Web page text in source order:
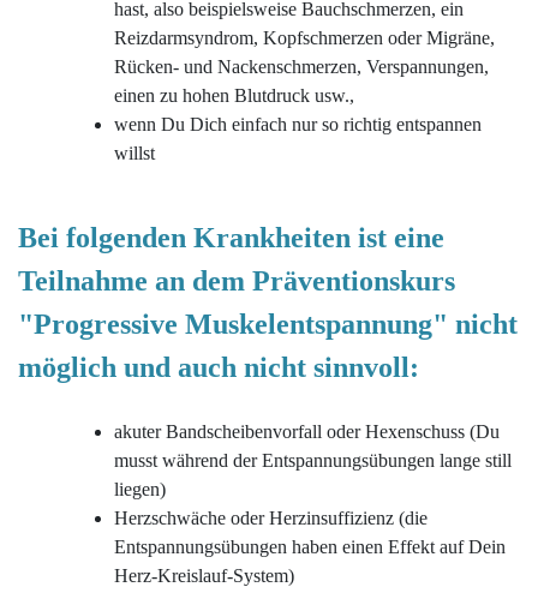
hast, also beispielsweise Bauchschmerzen, ein
Reizdarmsyndrom, Kopfschmerzen oder Migräne,
Rücken- und Nackenschmerzen, Verspannungen,
einen zu hohen Blutdruck usw.,
wenn Du Dich einfach nur so richtig entspannen
willst
Bei folgenden Krankheiten ist eine
Teilnahme an dem Präventionskurs
"Progressive Muskelentspannung" nicht
möglich und auch nicht sinnvoll:
akuter Bandscheibenvorfall oder Hexenschuss (Du
musst während der Entspannungsübungen lange still
liegen)
Herzschwäche oder Herzinsuffizienz (die
Entspannungsübungen haben einen Effekt auf Dein
Herz-Kreislauf-System)